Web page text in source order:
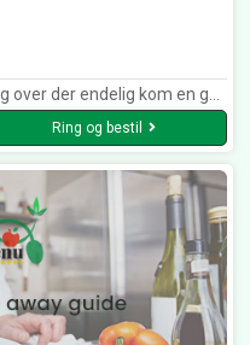
altså ikke følge med! Og fantastisk med deres rabat kort, gir lige det ekstra ! 💪🏻😊
Ring og bestil